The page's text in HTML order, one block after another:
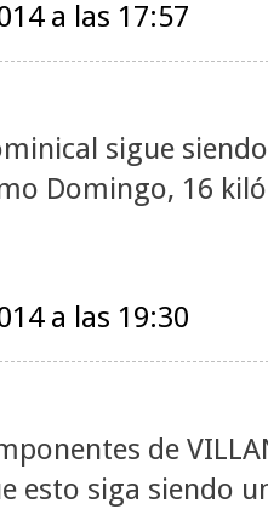
a las 17:57
sigue
Domingo, 16
a las 19:30
de
esto siga siendo